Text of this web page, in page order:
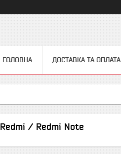
ГОЛОВНА ДОСТАВКА ТА ОПЛАТА
Redmi / Redmi Note